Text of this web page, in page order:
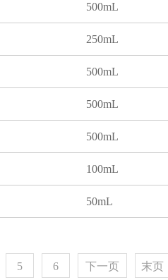
500mL
250mL
500mL
500mL
500mL
100mL
50mL
5 6 下一页 末页